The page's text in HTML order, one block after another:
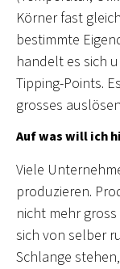
Körner fast
bestimmte
handelt es sich
Tipping-Points.
grosses
Auf was will ich
Viele
produzieren.
nicht mehr
sich von selber
Schlange